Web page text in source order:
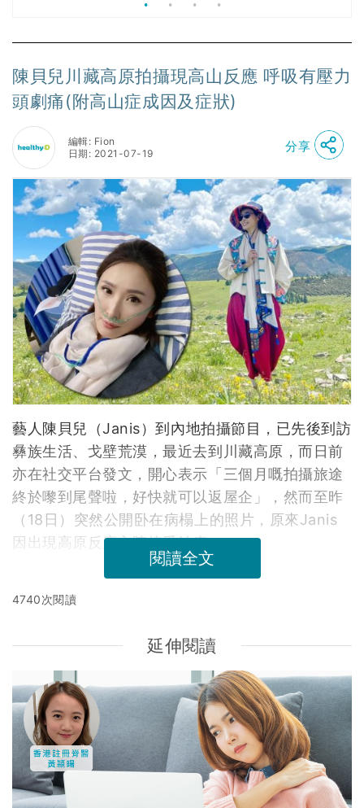
陳貝兒川藏高原拍攝現高山反應 呼吸有壓力
頭劇痛(附高山症成因及症狀)
編輯: Fion
日期: 2021-07-19
分享
藝人陳貝兒（Janis）到內地拍攝節目，已先後到訪
彝族生活、戈壁荒漠，最近去到川藏高原，而日前
亦在社交平台發文，開心表示「三個月嘅拍攝旅途
終於嚟到尾聲啦，好快就可以返屋企」，然而至昨
（18日）突然公開卧在病榻上的照片，原來Janis
因出現高原反應入院接受治療。
閱讀全文
4740次閱讀
延伸閱讀